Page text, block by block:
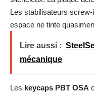
Les stabilisateurs
espace ne tinte
Lire aussi :
mécanique
Les keycaps PBT OSA